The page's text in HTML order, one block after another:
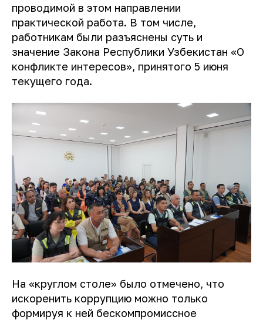
проводимой в этом направлении
практической работа. В том числе,
работникам были разъяснены суть и
значение Закона Республики Узбекистан «О
конфликте интересов», принятого 5 июня
текущего года.
На «круглом столе» было отмечено, что
искоренить коррупцию можно только
формируя к ней бескомпромиссное